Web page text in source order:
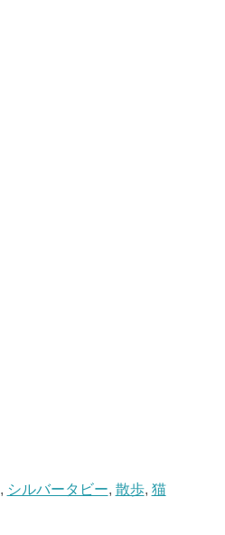
, シルバータビー, 散歩, 猫